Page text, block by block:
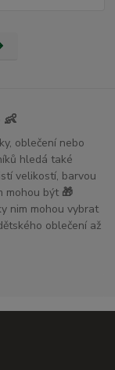
oblečení nebo
hledá také
velikostí, barvou
mohou být 🎁
nim mohou vybrat
oblečení až